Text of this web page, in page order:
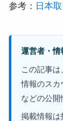
参考： 日本
運営者・情
この記事
情報のスカ
などの公開
掲載情報は